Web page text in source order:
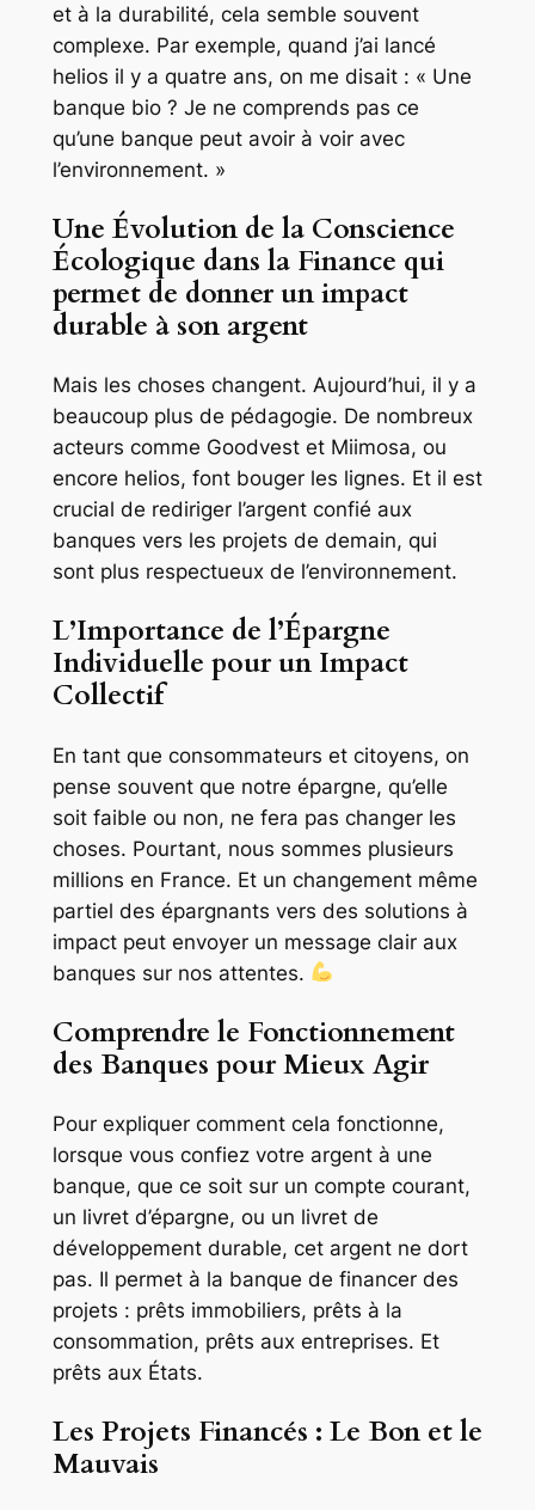
et à la durabilité, cela semble souvent
complexe. Par exemple, quand j’ai lancé
helios il y a quatre ans, on me disait : « Une
banque bio ? Je ne comprends pas ce
qu’une banque peut avoir à voir avec
l’environnement. »
Une Évolution de la Conscience
Écologique dans la Finance qui
permet de donner un impact
durable à son argent
Mais les choses changent. Aujourd’hui, il y a
beaucoup plus de pédagogie. De nombreux
acteurs comme Goodvest et Miimosa, ou
encore helios, font bouger les lignes. Et il est
crucial de rediriger l’argent confié aux
banques vers les projets de demain, qui
sont plus respectueux de l’environnement.
L’Importance de l’Épargne
Individuelle pour un Impact
Collectif
En tant que consommateurs et citoyens, on
pense souvent que notre épargne, qu’elle
soit faible ou non, ne fera pas changer les
choses. Pourtant, nous sommes plusieurs
millions en France. Et un changement même
partiel des épargnants vers des solutions à
impact peut envoyer un message clair aux
banques sur nos attentes.
Comprendre le Fonctionnement
des Banques pour Mieux Agir
Pour expliquer comment cela fonctionne,
lorsque vous confiez votre argent à une
banque, que ce soit sur un compte courant,
un livret d’épargne, ou un livret de
développement durable, cet argent ne dort
pas. Il permet à la banque de financer des
projets : prêts immobiliers, prêts à la
consommation, prêts aux entreprises. Et
prêts aux États.
Les Projets Financés : Le Bon et le
Mauvais